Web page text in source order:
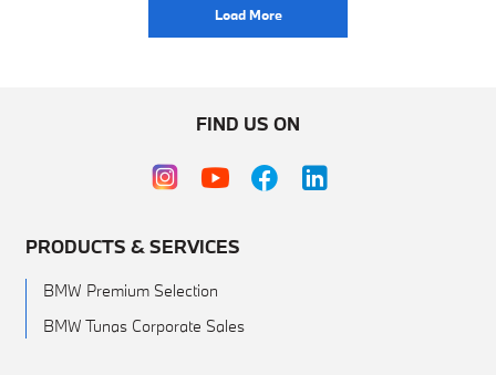
Load More
FIND US ON
PRODUCTS & SERVICES
BMW Premium Selection
BMW Tunas Corporate Sales